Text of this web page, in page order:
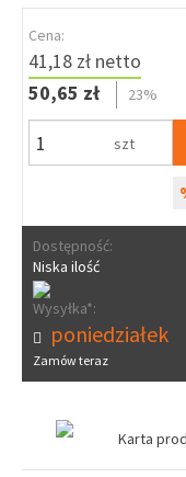
Cena:
41,18 zł netto
50,65 zł
23%
szt
Dostępność:
Niska ilość
Wysyłka*:
poniedziałek
Zamów teraz
Karta